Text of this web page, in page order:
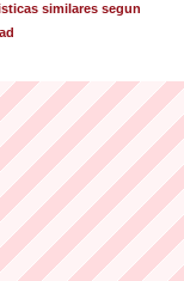
similares segun